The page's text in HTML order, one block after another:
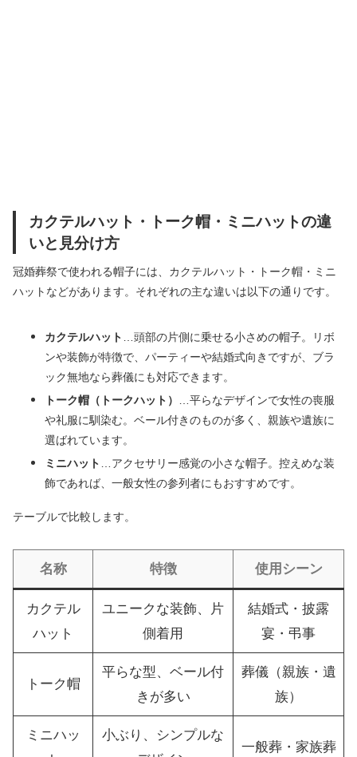
カクテルハット・トーク帽・ミニハットの違
いと見分け方
冠婚葬祭で使われる帽子には、カクテルハット・トーク帽・ミニ
ハットなどがあります。それぞれの主な違いは以下の通りです。
カクテルハット …頭部の片側に乗せる小さめの帽子。リボ
ンや装飾が特徴で、パーティーや結婚式向きですが、ブラ
ック無地なら葬儀にも対応できます。
トーク帽（トークハット）
…平らなデザインで女性の喪服
や礼服に馴染む。ベール付きのものが多く、親族や遺族に
選ばれています。
ミニハット …アクセサリー感覚の小さな帽子。控えめな装
飾であれば、一般女性の参列者にもおすすめです。
テーブルで比較します。
名称 特徴 使用シーン
カクテル
ハット
ユニークな装飾、片
側着用
結婚式・披露
宴・弔事
トーク帽
平らな型、ベール付
きが多い
葬儀（親族・遺
族）
ミニハッ
小ぶり、シンプルな
一般葬・家族葬